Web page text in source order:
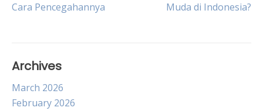
navigation
Cara Pencegahannya
Muda di Indonesia?
Archives
March 2026
February 2026